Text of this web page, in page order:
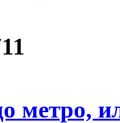
метро,